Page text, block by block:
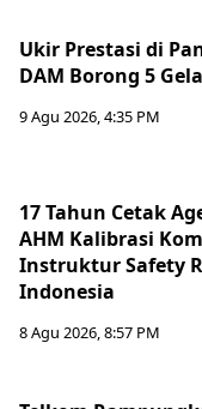
Ukir Prestasi di
DAM Borong 5
9 Agu 2026, 4:35 PM
17 Tahun Cetak
AHM Kalibrasi
Instruktur Safety
Indonesia
8 Agu 2026, 8:57 PM